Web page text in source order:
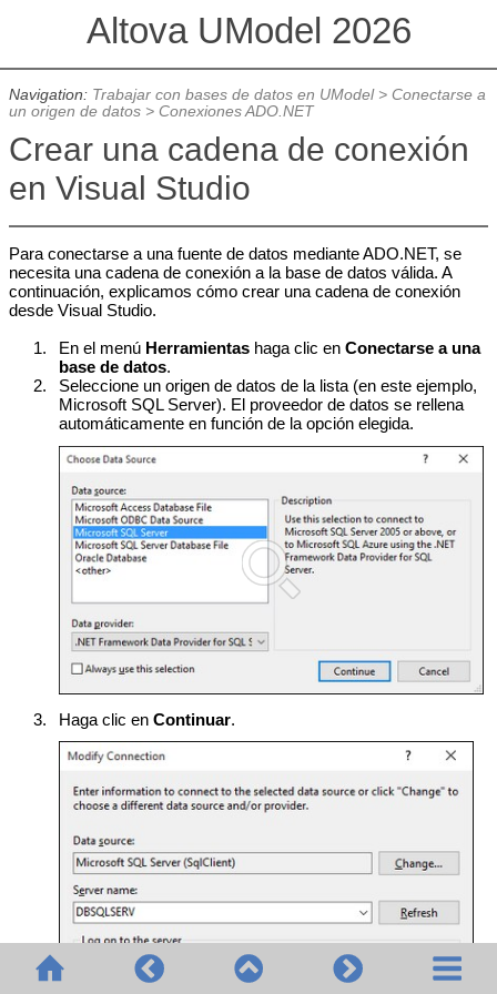
Altova UModel 2026
Navigation: Trabajar con bases de datos en UModel> Conectarse a
un origen de datos> Conexiones ADO.NET
Crear una cadena de conexión
en Visual Studio
Para conectarse a una fuente de datos mediante ADO.NET, se
necesita una cadena de conexión a la base de datos válida. A
continuación, explicamos cómo crear una cadena de conexión
desde Visual Studio.
1.
En el menú Herramientas haga clic enConectarse a una
base de datos.
2.
Seleccione un origen de datos de la lista (en este ejemplo,
Microsoft SQL Server). El proveedor de datos se rellena
automáticamente en función de la opción elegida.
3. Haga clic enContinuar.